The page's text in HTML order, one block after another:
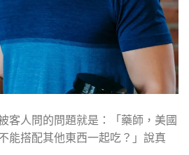
客人問的問題就是：「藥師，美國
能搭配其他東西一起吃？」說真